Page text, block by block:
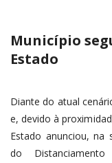
Município
Estado
Diante do atual
e, devido à
Estado anunciou, na
do